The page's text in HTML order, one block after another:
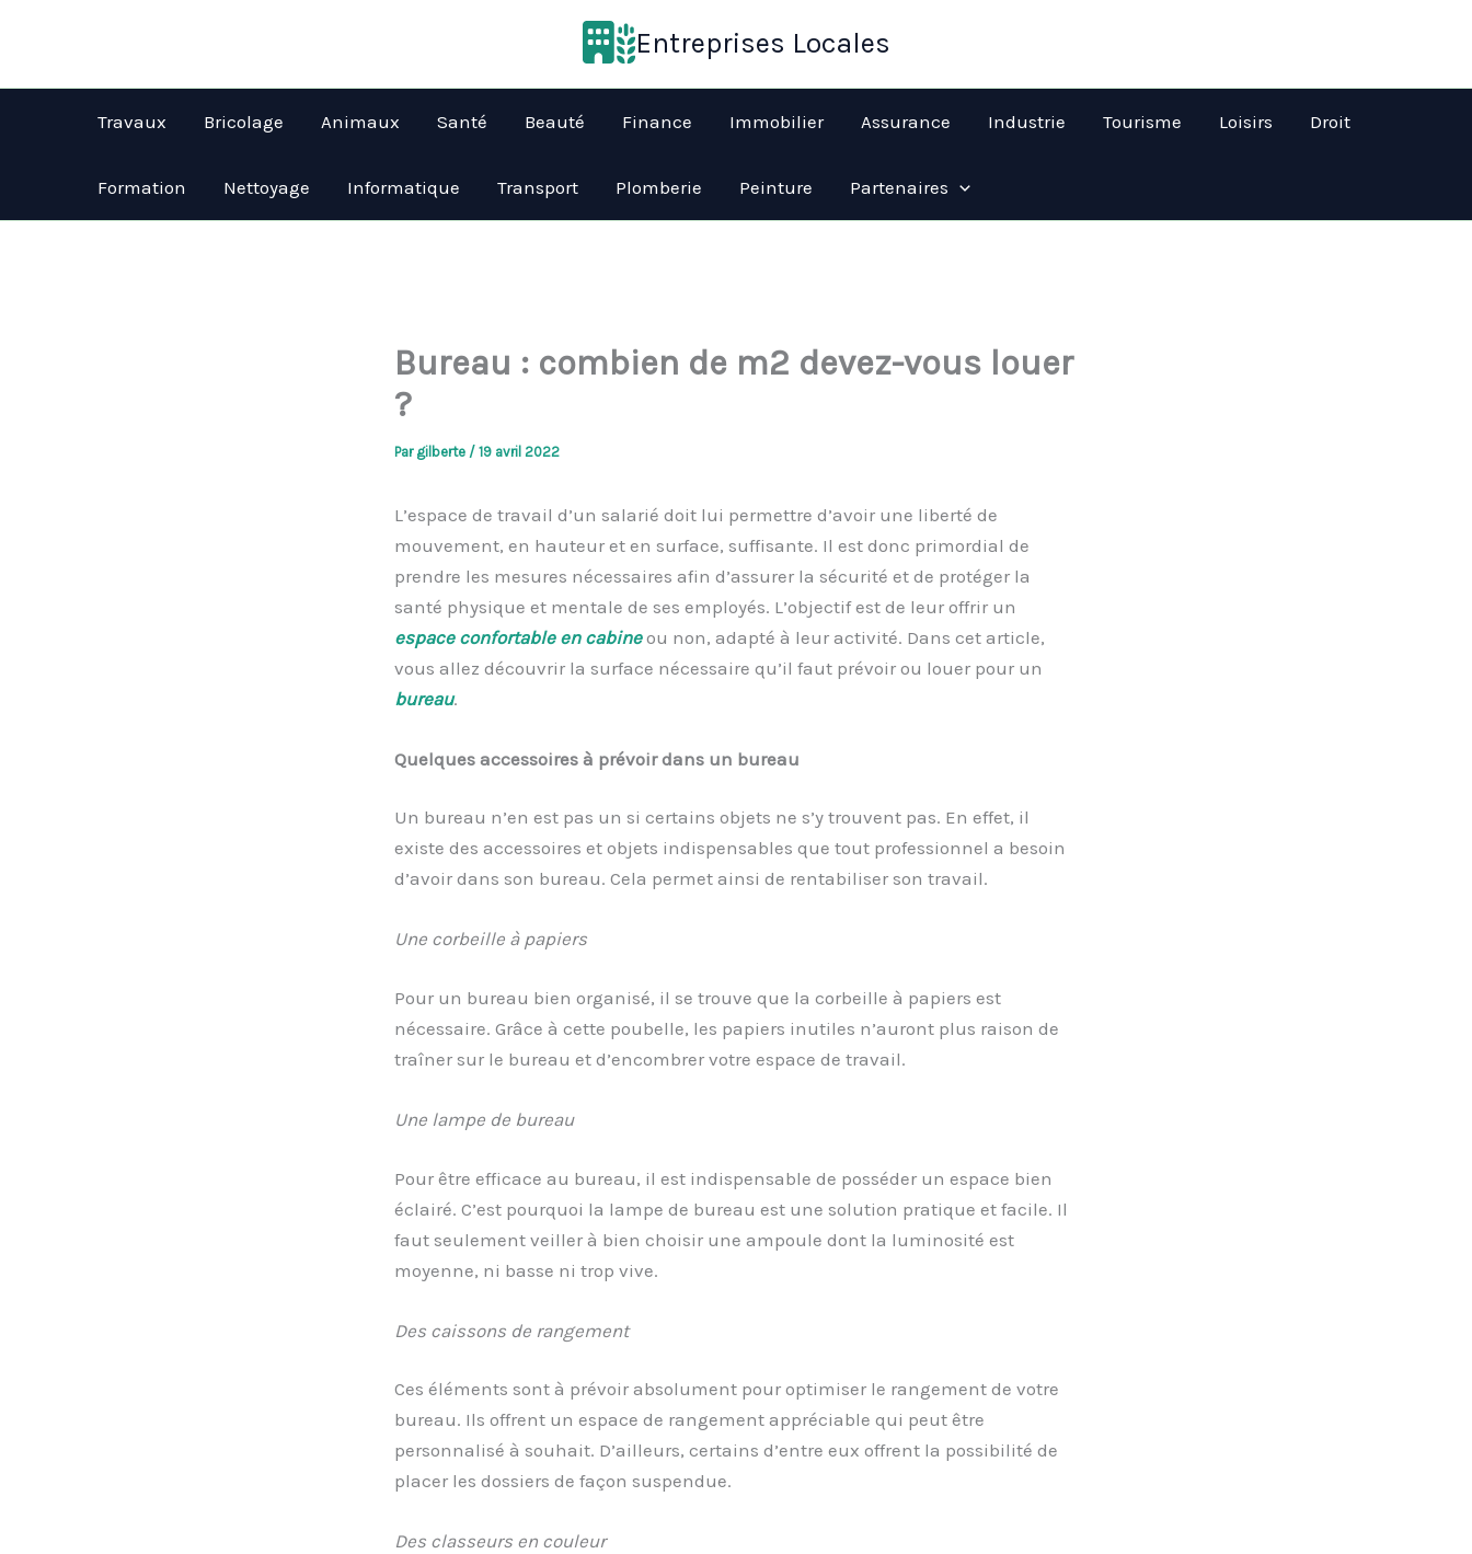
Entreprises Locales
Travaux Bricolage Animaux Santé Beauté Finance Immobilier Assurance Industrie Tourisme Loisirs Droit
Formation Nettoyage Informatique Transport Plomberie Peinture Partenaires
Bureau : combien de m2 devez-vous louer
?
Par gilberte / 19 avril 2022
L’espace de travail d’un salarié doit lui permettre d’avoir une liberté de
mouvement, en hauteur et en surface, suffisante. Il est donc primordial de
prendre les mesures nécessaires afin d’assurer la sécurité et de protéger la
santé physique et mentale de ses employés. L’objectif est de leur offrir un
espace confortable en cabineou non, adapté à leur activité. Dans cet article,
vous allez découvrir la surface nécessaire qu’il faut prévoir ou louer pour un
bureau.
Quelques accessoires à prévoir dans un bureau
Un bureau n’en est pas un si certains objets ne s’y trouvent pas. En effet, il
existe des accessoires et objets indispensables que tout professionnel a besoin
d’avoir dans son bureau. Cela permet ainsi de rentabiliser son travail.
Une corbeille à papiers
Pour un bureau bien organisé, il se trouve que la corbeille à papiers est
nécessaire. Grâce à cette poubelle, les papiers inutiles n’auront plus raison de
traîner sur le bureau et d’encombrer votre espace de travail.
Une lampe de bureau
Pour être efficace au bureau, il est indispensable de posséder un espace bien
éclairé. C’est pourquoi la lampe de bureau est une solution pratique et facile. Il
faut seulement veiller à bien choisir une ampoule dont la luminosité est
moyenne, ni basse ni trop vive.
Des caissons de rangement
Ces éléments sont à prévoir absolument pour optimiser le rangement de votre
bureau. Ils offrent un espace de rangement appréciable qui peut être
personnalisé à souhait. D’ailleurs, certains d’entre eux offrent la possibilité de
placer les dossiers de façon suspendue.
Des classeurs en couleur